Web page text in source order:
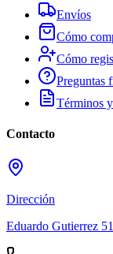
Envíos
Cómo
Cómo
Preguntas
Términos
Contacto
Dirección
Eduardo Gutierrez